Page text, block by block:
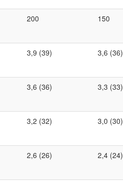
200 150
3,9 (39) 3,6 (36)
3,6 (36) 3,3 (33)
3,2 (32) 3,0 (30)
2,6 (26) 2,4 (24)